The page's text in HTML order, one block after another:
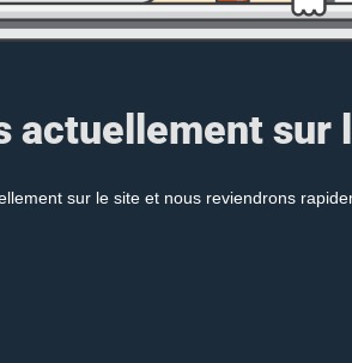
actuellement sur
sur le site et nous reviendrons